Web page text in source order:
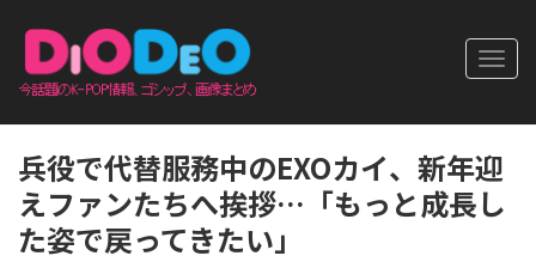
兵役で代替服務中のEXOカイ、新年迎
えファンたちへ挨拶…「もっと成長し
た姿で戻ってきたい」